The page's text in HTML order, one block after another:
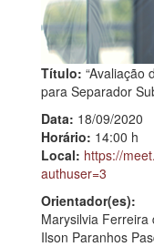
Título: “Avaliação
para Separador
Data: 18/09/2020
Horário: 14:00 h
Local: https://
authuser=3
Orientador(es):
Marysilvia Ferreira
Ilson Paranhos